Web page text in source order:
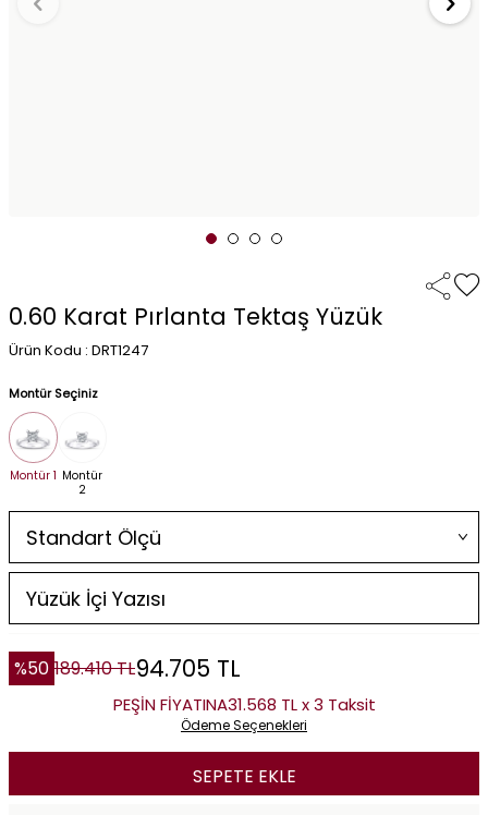
0.60 Karat Pırlanta Tektaş Yüzük
Ürün Kodu : DRT1247
Montür Seçiniz
Montür 1 Montür
2
%50 189.410TL94.705 TL
PEŞİN FİYATINA31.568 TL x 3 Taksit
Ödeme Seçenekleri
SEPETE EKLE